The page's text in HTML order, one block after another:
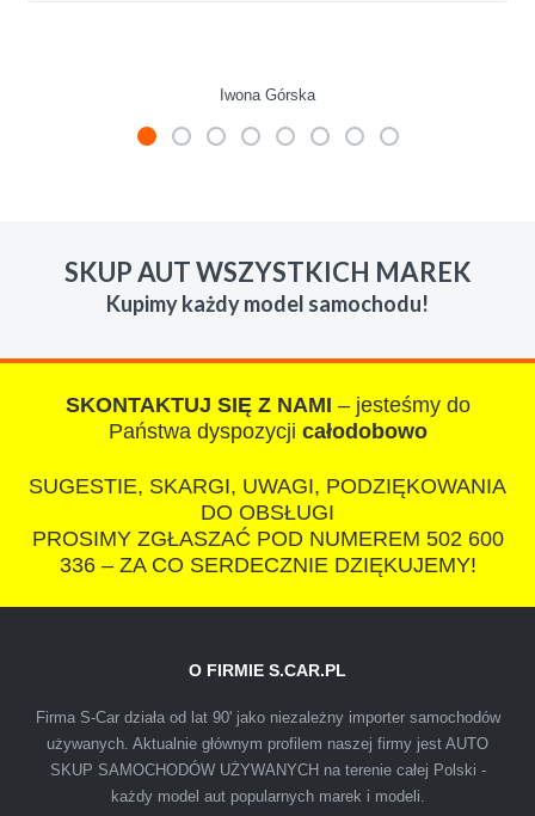
Iwona Górska
roznym stanie i roznym wieku, za kazdym
razem z laweta ten sam przesympatyczny,
czlowiek. Doradzil telefonicznie, zaproponowal
rozsadna cene i od reki zalatwil sprawe. Jesli
nie chcecie natknac sie na spaslych
polecam s-car.pl
IZA
Polecam firmę s-car ze Świdnika. Dawno nie
SKUP AUT WSZYSTKICH MAREK
Kupimy każdy model samochodu!
SKONTAKTUJ SIĘ Z NAMI – jesteśmy do
Państwa dyspozycji całodobowo
SUGESTIE, SKARGI, UWAGI, PODZIĘKOWANIA
DO OBSŁUGI
PROSIMY ZGŁASZAĆ POD NUMEREM 502 600
336 – ZA CO SERDECZNIE DZIĘKUJEMY!
O FIRMIE S.CAR.PL
Firma S-Car działa od lat 90' jako niezależny importer samochodów
używanych. Aktualnie głównym profilem naszej firmy jest AUTO
SKUP SAMOCHODÓW UŻYWANYCH na terenie całej Polski -
każdy model aut popularnych marek i modeli.